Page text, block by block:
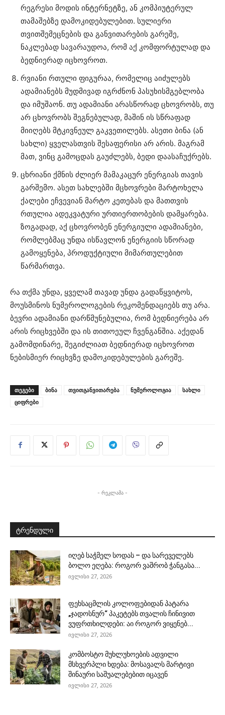
რეგრესი მოდის ინტერნეტზე, ან კომპიუტერულ
თამაშებზე დამოკიდებულებით. სულიერი
თვითშემეცნების და განვითარების გარეშე,
ნაკლებად სავარაუდოა, რომ აქ კომფორტულად და
ბედნიერად იცხოვროთ.
რვიანი რთული ფიგურაა, რომელიც აიძულებს
ადამიანებს მუდმივად იგრძნონ პასუხისმგებლობა
და იმუშაონ. თუ ადამიანი არასწორად ცხოვრობს, თუ
არ ცხოვრობს შეგნებულად, მაშინ ის სწრაფად
მიიღებს მტკივნეულ გაკვეთილებს. ასეთი ბინა (ან
სახლი) ყველასთვის შესაფერისი არ არის. მაგრამ
მათ, ვინც გამოცდას გაუძლებს, ბედი დაასაჩუქრებს.
ცხრიანი ქმნის ძლიერ მამაკაცურ ენერგიას თავის
გარშემო. ასეთ სახლებში მცხოვრები მარტოხელა
ქალები ეჩვევიან მარტო კეთებას და მათთვის
რთულია ადეკვატური ურთიერთობების დამყარება.
ზოგადად, აქ ცხოვრობენ ენერგიული ადამიანები,
რომლებმაც უნდა ისწავლონ ენერგიის სწორად
გამოყენება, პროდუქტიული მიმართულებით
წარმართვა.
რა თქმა უნდა, ყველამ თავად უნდა გადაწყვიტოს,
მოუსმინოს ნუმეროლოგების რეკომენდაციებს თუ არა.
ბევრი ადამიანი დარწმუნებულია, რომ ბედნიერება არ
არის რიცხვებში და ის თითოეულ ჩვენგანშია. აქედან
გამომდინარე, შეგიძლიათ ბედნიერად იცხოვროთ
ნებისმიერ რიცხვზე დამოკიდებულების გარეშე.
ᲗᲔᲒᲔᲑᲘ ბინა თვითგანვითარება ნუმეროლოგია
სახლი
ციფრები
- რეკლამა -
ტრენდული
იღებ საჭმელ სოდას – და სარეველებს
ბოლო ეღება: როგორ ვაშრობ ჭანგასა...
ივლისი 27, 2026
ფეხსაცმლის კოლოფებიდან პატარა
„ჯადოსნურ“ პაკეტებს თვალის ჩინივით
ვუფრთხილდები: აი როგორ ვიყენებ...
ივლისი 27, 2026
კომბოსტო მუხლუხოების ადვილი
მსხვერპლი ხდება: მოსავალს მარტივი
შინაური საშუალებებით იცავენ
ივლისი 27, 2026